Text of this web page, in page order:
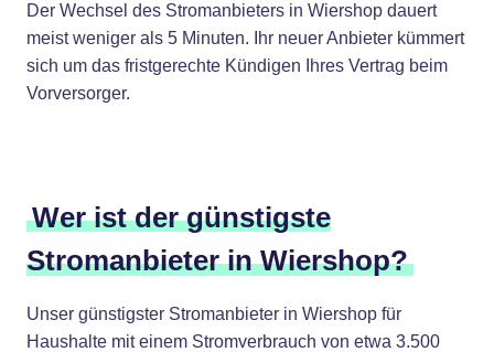
Der Wechsel des Stromanbieters in Wiershop dauert
meist weniger als 5 Minuten. Ihr neuer Anbieter kümmert
sich um das fristgerechte Kündigen Ihres Vertrag beim
Vorversorger.
Wer ist der günstigste
Stromanbieter in Wiershop?
Unser günstigster Stromanbieter in Wiershop für
Haushalte mit einem Stromverbrauch von etwa 3.500